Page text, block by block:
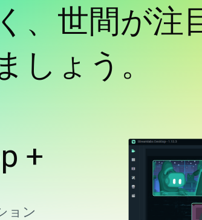
、世間が注
しょう。
+
ョン